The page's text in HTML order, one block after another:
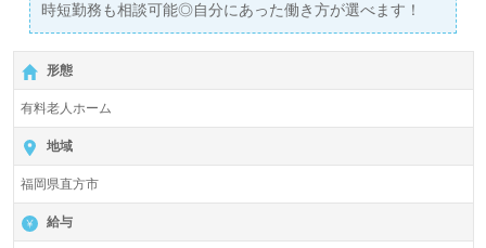
時短勤務も相談可能◎自分にあった働き方が選べます！
形態
有料老人ホーム
地域
福岡県直方市
給与